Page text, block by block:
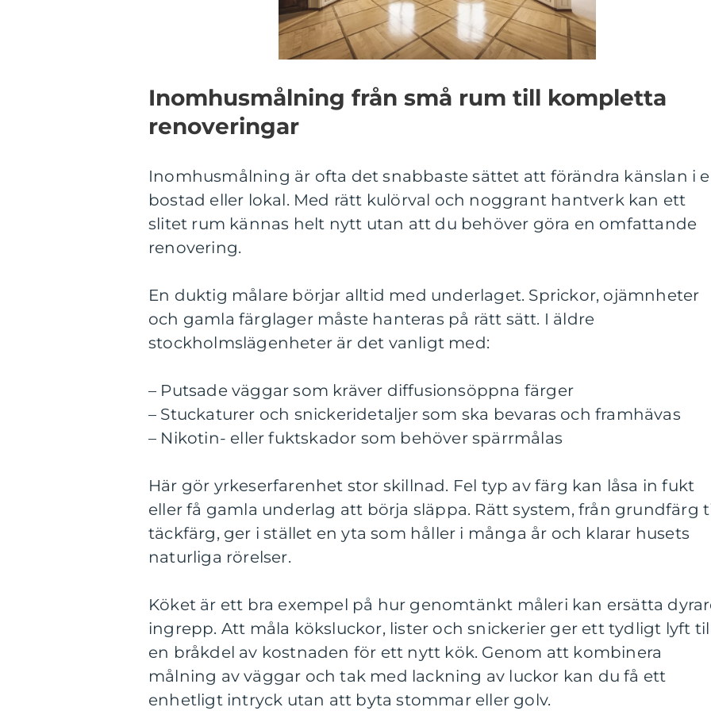
Inomhusmålning från små rum till kompletta
renoveringar
Inomhusmålning är ofta det snabbaste sättet att förändra känslan i
bostad eller lokal. Med rätt kulörval och noggrant hantverk kan ett
slitet rum kännas helt nytt utan att du behöver göra en omfattande
renovering.
En duktig målare börjar alltid med underlaget. Sprickor, ojämnheter
och gamla färglager måste hanteras på rätt sätt. I äldre
stockholmslägenheter är det vanligt med:
– Putsade väggar som kräver diffusionsöppna färger
– Stuckaturer och snickeridetaljer som ska bevaras och framhävas
– Nikotin- eller fuktskador som behöver spärrmålas
Här gör yrkeserfarenhet stor skillnad. Fel typ av färg kan låsa in fukt
eller få gamla underlag att börja släppa. Rätt system, från grundfärg
täckfärg, ger i stället en yta som håller i många år och klarar husets
naturliga rörelser.
Köket är ett bra exempel på hur genomtänkt måleri kan ersätta
ingrepp. Att måla köksluckor, lister och snickerier ger ett tydligt lyft
en bråkdel av kostnaden för ett nytt kök. Genom att kombinera
målning av väggar och tak med lackning av luckor kan du få ett
enhetligt intryck utan att byta stommar eller golv.